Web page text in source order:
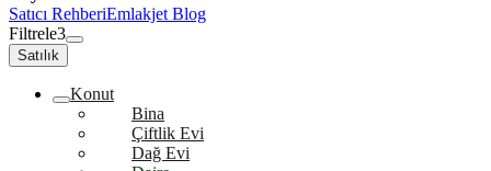
Satıcı RehberiEmlakjet Blog
Filtrele3
Satılık
Konut
Bina
Çiftlik Evi
Dağ Evi